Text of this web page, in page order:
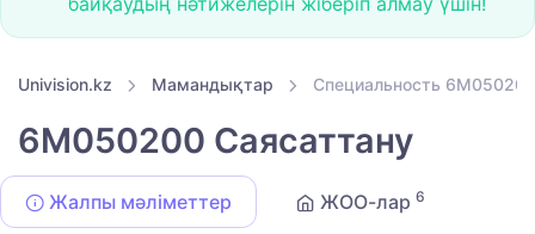
Univision.kz Мамандықтар Специальность
6M050200 Саясаттану
Жалпы мәліметтер ЖОО-лар 6